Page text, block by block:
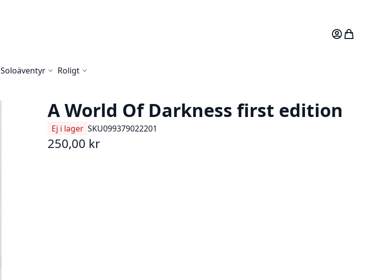
Mitt konto
Soloäventyr Roligt
A World Of Darkness first edition
Ej i lager SKU099379022201
250,00 kr